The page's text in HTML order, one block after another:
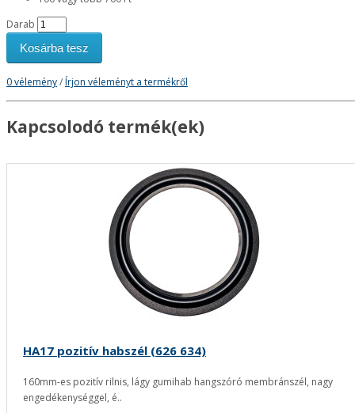
Darab
Kosárba tesz
0 vélemény/Írjon véleményt a termékről
Kapcsolodó termék(ek)
HA17 pozitív habszél (626 634)
160mm-es pozitív rilnis, lágy gumihab hangszóró membránszél, nagy
engedékenységgel, é..